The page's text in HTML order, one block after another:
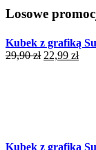
Losowe
Kubek z grafiką
29,90zł Pierwotna
22,99 zł
Kubek z grafiką